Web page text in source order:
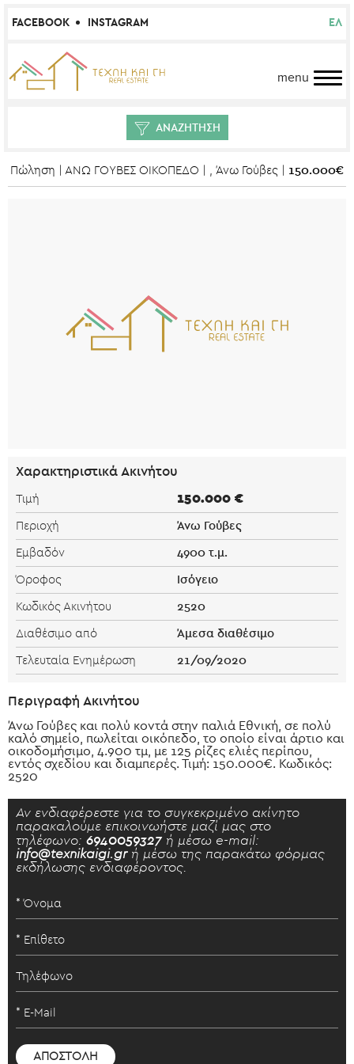
FACEBOOK INSTAGRAM ΕΛ
menu
ΑΝΑΖΗΤΗΣΗ
Πώληση | ΑΝΩ ΓΟΥΒΕΣ ΟΙΚΟΠΕΔΟ | , Άνω Γούβες | 150.000€
Χαρακτηριστικά Ακινήτου
Τιμή 150.000 €
Περιοχή Άνω Γούβες
Εμβαδόν 4900 τ.μ.
Όροφος Ισόγειο
Κωδικός Ακινήτου 2520
Διαθέσιμο από Άμεσα διαθέσιμο
Τελευταία Ενημέρωση 21/09/2020
Περιγραφή Ακινήτου
Άνω Γούβες και πολύ κοντά στην παλιά Εθνική, σε πολύ
καλό σημείο, πωλείται οικόπεδο, το οποίο είναι άρτιο και
οικοδομήσιμο, 4.900 τμ, με 125 ρίζες ελιές περίπου,
εντός σχεδίου και διαμπερές. Τιμή: 150.000€. Κωδικός:
2520
Αν ενδιαφέρεστε για το συγκεκριμένο ακίνητο
παρακαλούμε επικοινωήστε μαζί μας στο
τηλέφωνο: 6940059327 ή μέσω e-mail:
info@texnikaigi.grή μέσω της παρακάτω φόρμας
εκδήλωσης ενδιαφέροντος.